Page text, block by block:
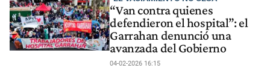
“Van contra quienes
defendieron el hospital”: el
Garrahan denunció una
avanzada del Gobierno
04-02-2026 16:15